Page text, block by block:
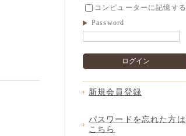
コンピューターに記憶する
Password
ログイン
新規会員登録
パスワードを忘れた方は
こちら